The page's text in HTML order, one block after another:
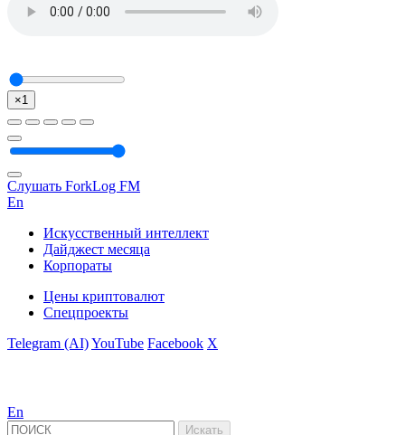
×1
Слушать ForkLog FM
En
Искусственный интеллект
Дайджест месяца
Корпораты
Цены криптовалют
Спецпроекты
Telegram (AI)YouTube Facebook X
En